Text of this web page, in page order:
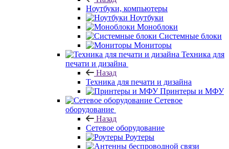
Ноутбуки, компьютеры
Ноутбуки
Моноблоки
Системные блоки
Мониторы
Техника для
печати и дизайна
Назад
Техника для печати и дизайна
Принтеры и МФУ
Сетевое
оборудование
Назад
Сетевое оборудование
Роутеры